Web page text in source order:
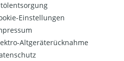
Einstellungen
Altgeräterücknahme